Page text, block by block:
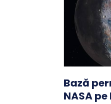
Bază
NASA pe